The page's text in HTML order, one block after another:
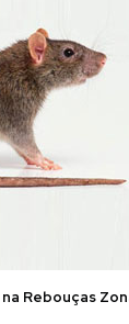
Rebouças